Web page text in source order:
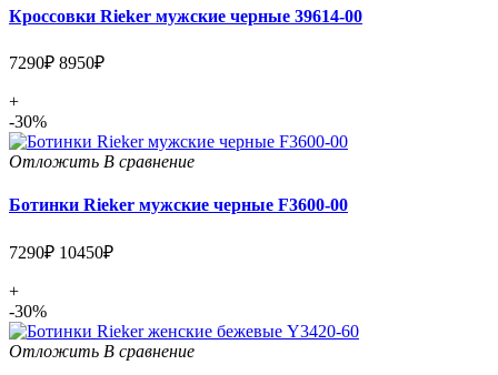
Кроссовки Rieker мужские черные 39614-00
7290₽ 8950₽
+
-30%
Отложить В сравнение
Ботинки Rieker мужские черные F3600-00
7290₽ 10450₽
+
-30%
Отложить В сравнение